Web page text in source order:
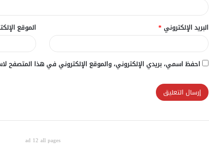
البريد الإلكتروني * الموقع
احفظ اسمي، بريدي الإلكتروني، والموقع الإلكتروني في هذا المتصفح
ad 12 all pages